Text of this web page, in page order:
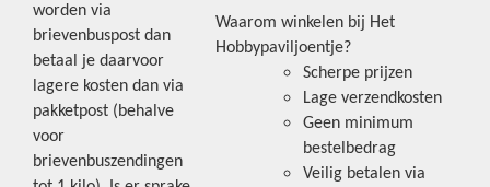
worden via
brievenbuspost dan
betaal je daarvoor
lagere kosten dan via
pakketpost (behalve
voor
brievenbuszendingen
Waarom winkelen bij Het
Hobbypaviljoentje?
Scherpe prijzen
Lage verzendkosten
Geen minimum
bestelbedrag
Veilig betalen via